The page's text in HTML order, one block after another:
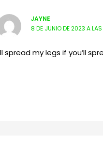
JAYNE
8 DE JUNIO DE 2023 A
spread my legs if you’ll